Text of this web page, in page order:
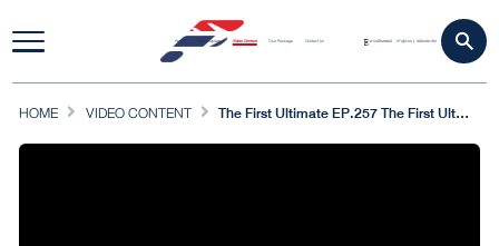
Home Travel Update Video Content Tour Package Contact Us ดาวน์โหลดแอป เข้าสู่ระบบ | สมัครสมาชิก
HOME VIDEO CONTENT The First Ultimate EP.257 The First Ultimate Rally Tropical Paradise 2 | 29 ก.ค.66 [ 4/4 ]